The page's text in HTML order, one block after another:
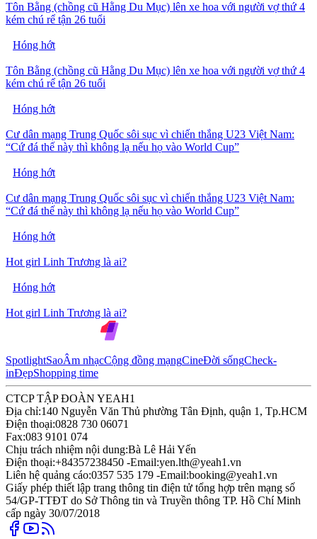
Tôn Bằng (chồng cũ Hằng Du Mục) lên xe hoa với người vợ thứ 4
kém chú rể tận 26 tuổi
Hóng hớt
Tôn Bằng (chồng cũ Hằng Du Mục) lên xe hoa với người vợ thứ 4
kém chú rể tận 26 tuổi
Hóng hớt
Cư dân mạng Trung Quốc sôi sục vì chiến thắng U23 Việt Nam:
“Cứ đá thế này thì không lạ nếu họ vào World Cup”
Hóng hớt
Cư dân mạng Trung Quốc sôi sục vì chiến thắng U23 Việt Nam:
“Cứ đá thế này thì không lạ nếu họ vào World Cup”
Hóng hớt
Hot girl Linh Trương là ai?
Hóng hớt
Hot girl Linh Trương là ai?
SpotlightSaoÂm nhạcCộng đồng mạngCineĐời sốngCheck-
inĐẹpShopping time
CTCP TẬP ĐOÀN YEAH1
Địa chỉ:140 Nguyễn Văn Thủ phường Tân Định, quận 1, Tp.HCM
Điện thoại:0828 730 06071
Fax:083 9101 074
Chịu trách nhiệm nội dung:Bà Lê Hải Yến
Điện thoại:+84357238450 -Email:yen.lth@yeah1.vn
Liên hệ quảng cáo:0357 535 179 -Email:booking@yeah1.vn
Giấy phép thiết lập trang thông tin điện tử tổng hợp trên mạng số
54/GP-TTĐT do Sở Thông tin và Truyền thông TP. Hồ Chí Minh
cấp ngày 30/07/2018